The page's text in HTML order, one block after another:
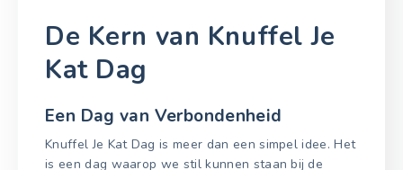
De Kern van Knuffel Je
Kat Dag
Een Dag van Verbondenheid
Knuffel Je Kat Dag is meer dan een simpel idee. Het
is een dag waarop we stil kunnen staan bij de